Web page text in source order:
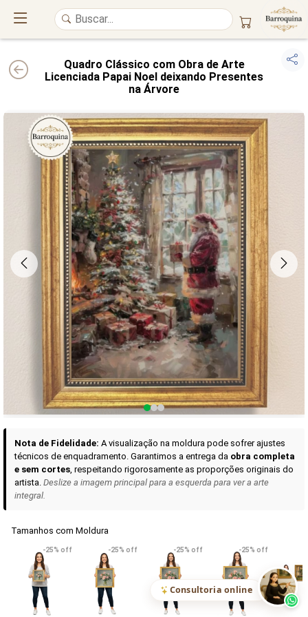
UM ATELIÊ 100% FINE ART
Trazemos a imponência dasmaiores obras de arte do mundo para o
alto padrão da sua casa. Nosso acervo reúne a genialidade degrandes
pintores renomados, resgatando artes reaise o requinte inconfundível
das obras doséculo XIX. Produção artesanal emCanvas 100% Algodão
molduras em Madeira Maciçae impressão comPigmentação Mineral
QUALIDADE DE MUSEU GARANTIA ETERNA
Curadoria das Campanhas
A seleção de obras-primas apresentadas em nossos vídeos nas redes
sociais, reunidas aqui para sua apreciação.
VER DETALHES
Madona de Loreto
R$ 538,42
Narciso- caravaggio
R$ 365,92
Maria
uma Rosa
R$ 365,92
Consultoria online
Quadro Clássico com Obra de Arte
Licenciada Papai Noel deixando Presentes
na Árvore
Nota de Fidelidade: A visualização na moldura pode sofrer ajustes
técnicos de enquadramento. Garantimos a entrega da obra completa
e sem cortes, respeitando rigorosamente as proporções originais do
artista. Deslize a imagem principal para a esquerda para ver a arte
integral.
Tamanhos com Moldura
-25% off -25% off -25% off -25% off